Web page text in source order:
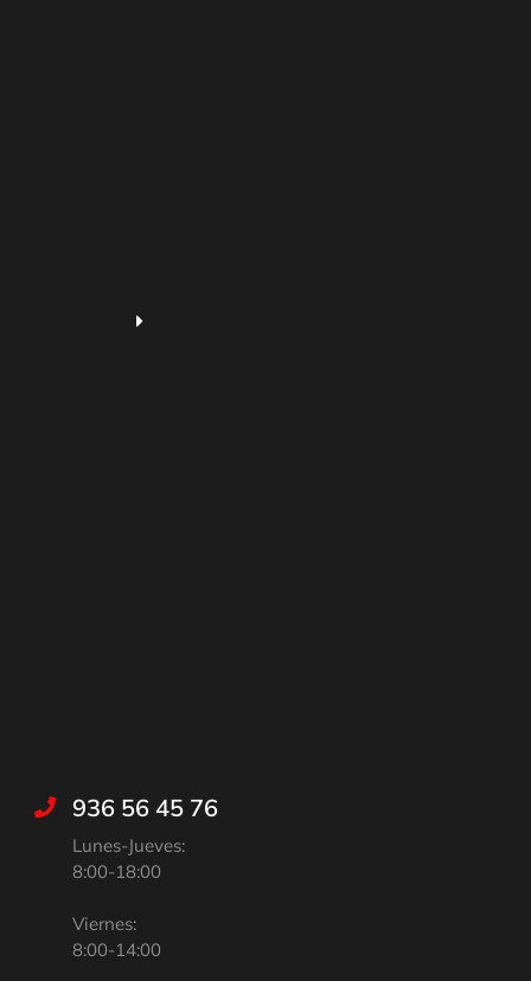
936 56 45 76
Lunes-Jueves:
8:00-18:00
Viernes:
8:00-14:00